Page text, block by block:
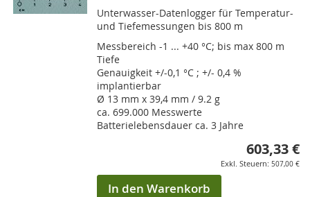
Unterwasser-Datenlogger für Temperatur-
und Tiefemessungen bis 800 m
Messbereich -1 ... +40 °C; bis max 800 m
Tiefe
Genauigkeit +/-0,1 °C ; +/- 0,4 %
implantierbar
Ø 13 mm x 39,4 mm / 9.2 g
ca. 699.000 Messwerte
Batterielebensdauer ca. 3 Jahre
603,33 €
507,00 €
In den Warenkorb